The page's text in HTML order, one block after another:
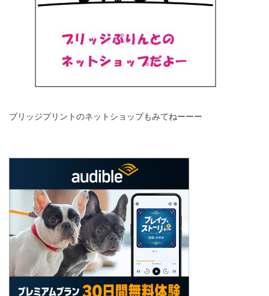
ブリッジプリントのネットショップもみてねーーー